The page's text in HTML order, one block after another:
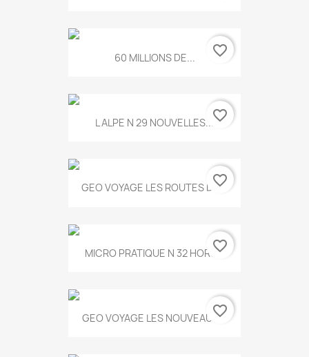
60 MILLIONS DE... favorite_border
L ALPE N 29 NOUVELLES...favorite_border
GEO VOYAGE LES ROUTES DE...
favorite_border
MICRO PRATIQUE N 32 HORS...
favorite_border
GEO VOYAGE LES NOUVEAUX...
favorite_border